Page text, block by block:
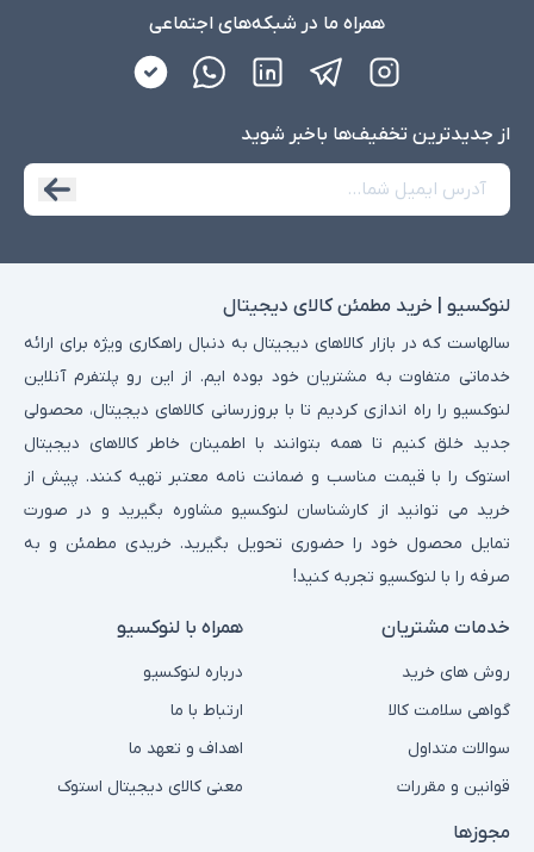
همراه ما در شبکه‌های اجتماعی
از جدید‌ترین تخفیف‌ها با‌خبر شوید
لنوکسیو | خرید مطمئن کالای دیجیتال
سالهاست که در بازار کالاهای دیجیتال به دنبال راهکاری ویژه برای ارائه
خدماتی متفاوت به مشتریان خود بوده ایم. از این رو پلتفرم آنلاین
لنوکسیو را راه اندازی کردیم تا با بروزرسانی کالاهای دیجیتال، محصولی
جدید خلق کنیم تا همه بتوانند با اطمینان خاطر کالاهای دیجیتال
استوک را با قیمت مناسب و ضمانت نامه معتبر تهیه کنند. پیش از
خرید می توانید از کارشناسان لنوکسیو مشاوره بگیرید و در صورت
تمایل محصول خود را حضوری تحویل بگیرید. خریدی مطمئن و به
صرفه را با لنوکسیو تجربه کنید!
خدمات مشتریان
روش های خرید
گواهی سلامت کالا
سوالات متداول
قوانین و مقررات
همراه با لنوکسیو
درباره لنوکسیو
ارتباط با ما
اهداف و تعهد ما
معنی کالای دیجیتال استوک
مجوزها